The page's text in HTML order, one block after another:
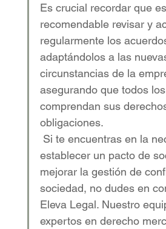
Es crucial recordar que es
recomendable revisar y
regularmente los
adaptándolos a las
circunstancias de la
asegurando que todos
comprendan sus
obligaciones.
Si te encuentras en la
establecer un pacto de
mejorar la gestión de
sociedad, no dudes en
Eleva Legal. Nuestro
expertos en derecho